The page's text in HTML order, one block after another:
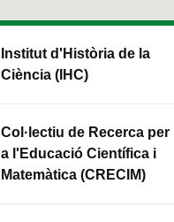
Institut d'Història de la
Ciència (IHC)
Col·lectiu de Recerca per
a l'Educació Científica i
Matemàtica (CRECIM)